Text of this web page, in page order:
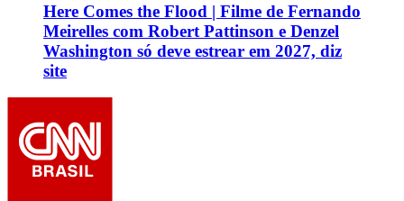
Here Comes the Flood | Filme de Fernando
Meirelles com Robert Pattinson e Denzel
Washington só deve estrear em 2027, diz
site